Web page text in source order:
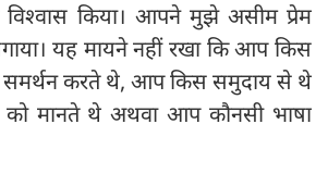
किया। आपने मुझे असीम प्रेम
यह मायने नहीं रखा कि आप किस
समर्थन करते थे, आप किस समुदाय से थे
मानते थे अथवा आप कौनसी भाषा